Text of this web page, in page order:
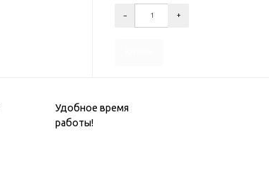
Удобное время
работы!